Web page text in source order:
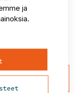
olevan
riskien
ja